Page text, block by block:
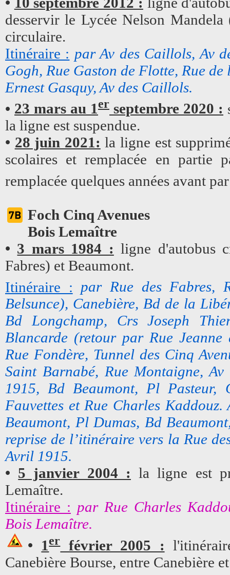
desservir le Lycée Nelson
circulaire.
Itinéraire : par Av des Caillols, Av
Gogh, Rue Gaston de Flotte, Rue
Ernest Gasquy, Av des Caillols.
• 23 mars au 1er septembre 2020 :
la ligne est suspendue.
• 28 juin 2021: la ligne est
scolaires et remplacée en
remplacée quelques années avant
Foch Cinq Avenues
Bois Lemaître
• 3 mars 1984 : ligne d'autobus
Fabres) et Beaumont.
Itinéraire : par Rue des Fabres,
Belsunce), Canebière, Bd de la
Bd Longchamp, Crs Joseph
Blancarde (retour par Rue
Rue Fondère, Tunnel des Cinq
Saint Barnabé, Rue Montaigne,
1915, Bd Beaumont, Pl Pasteur,
Fauvettes et Rue Charles
Beaumont, Pl Dumas, Bd
reprise de l’itinéraire vers la Rue
Avril 1915.
• 5 janvier 2004 : la ligne est
Lemaître.
Itinéraire : par Rue Charles
Bois Lemaître.
• 1erfévrier 2005 :
Canebière Bourse, entre Canebière